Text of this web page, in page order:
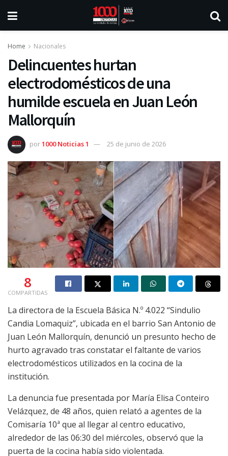
Home Nacionales
Delincuentes hurtan
electrodomésticos de una
humilde escuela en Juan León
Mallorquín
por1000 Noticias 1 25 de junio de 2026
8
COMPARTIDAS
La directora de la Escuela Básica N.º 4.022 “Sindulio
Candia Lomaquiz”, ubicada en el barrio San Antonio de
Juan León Mallorquín, denunció un presunto hecho de
hurto agravado tras constatar el faltante de varios
electrodomésticos utilizados en la cocina de la
institución.
La denuncia fue presentada por María Elisa Conteiro
Velázquez, de 48 años, quien relató a agentes de la
Comisaría 10ª que al llegar al centro educativo,
alrededor de las 06:30 del miércoles, observó que la
puerta de la cocina había sido violentada.